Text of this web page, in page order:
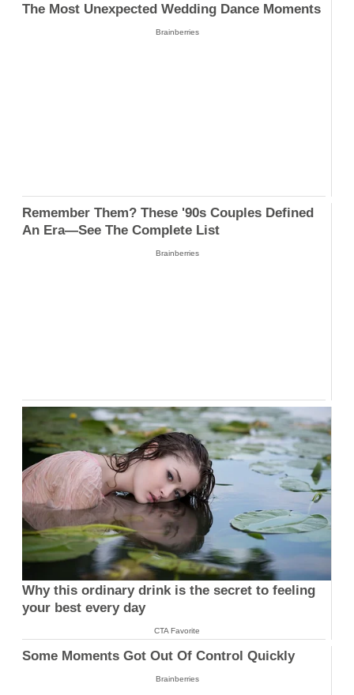
The Most Unexpected Wedding Dance Moments
Brainberries
Remember Them? These '90s Couples Defined
An Era—See The Complete List
Brainberries
Why this ordinary drink is the secret to feeling
your best every day
CTA Favorite
Some Moments Got Out Of Control Quickly
Brainberries